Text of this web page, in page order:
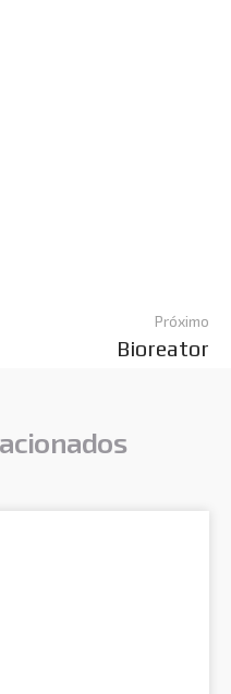
Próximo
Bioreator